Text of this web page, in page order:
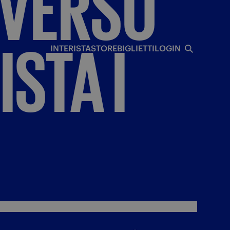
INTERISTASTOREBIGLIETTILOGIN
I